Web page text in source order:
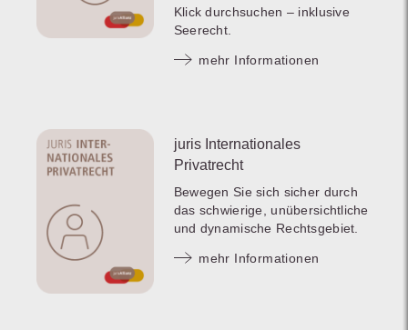
Klick durchsuchen – inklusive
Seerecht.
mehr Informationen
juris Internationales
Privatrecht
Bewegen Sie sich sicher durch
das schwierige, unübersichtliche
und dynamische Rechtsgebiet.
mehr Informationen